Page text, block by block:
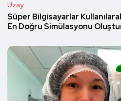
Uzay
Süper Bilgisayarlar
En Doğru Simülasyonu